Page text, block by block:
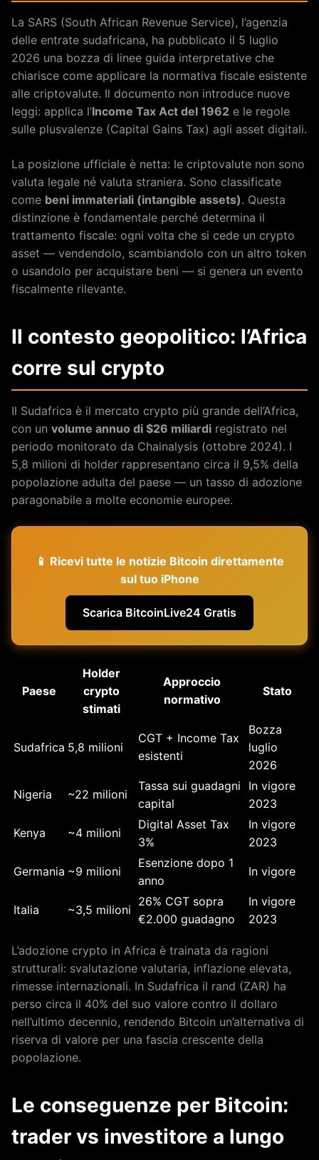
La SARS (South African Revenue Service), l’agenzia
delle entrate sudafricana, ha pubblicato il 5 luglio
2026 una bozza di linee guida interpretative che
chiarisce come applicare la normativa fiscale esistente
alle criptovalute. Il documento non introduce nuove
leggi: applica l’Income Tax Act del 1962 e le regole
sulle plusvalenze (Capital Gains Tax) agli asset digitali.
La posizione ufficiale è netta: le criptovalute non sono
valuta legale né valuta straniera. Sono classificate
come beni immateriali (intangible assets). Questa
distinzione è fondamentale perché determina il
trattamento fiscale: ogni volta che si cede un crypto
asset — vendendolo, scambiandolo con un altro token
o usandolo per acquistare beni — si genera un evento
fiscalmente rilevante.
Il contesto geopolitico: l’Africa
corre sul crypto
Il Sudafrica è il mercato crypto più grande dell’Africa,
con un volume annuo di $26 miliardi registrato nel
periodo monitorato da Chainalysis (ottobre 2024). I
5,8 milioni di holder rappresentano circa il 9,5% della
popolazione adulta del paese — un tasso di adozione
paragonabile a molte economie europee.
📱 Ricevi tutte le notizie Bitcoin direttamente
sul tuo iPhone
Scarica BitcoinLive24 Gratis
Paese
Holder
crypto
stimati
Approccio
normativo
Stato
Sudafrica 5,8 milioni
CGT + Income Tax
esistenti
Bozza
luglio
2026
Nigeria ~22 milioni
Tassa sui guadagni
capital
In vigore
2023
Kenya ~4 milioni
Digital Asset Tax
3%
In vigore
2023
Germania ~9 milioni
Esenzione dopo 1
anno
In vigore
Italia ~3,5 milioni
26% CGT sopra
€2.000 guadagno
In vigore
2023
L’adozione crypto in Africa è trainata da ragioni
strutturali: svalutazione valutaria, inflazione elevata,
rimesse internazionali. In Sudafrica il rand (ZAR) ha
perso circa il 40% del suo valore contro il dollaro
nell’ultimo decennio, rendendo Bitcoin un’alternativa di
riserva di valore per una fascia crescente della
popolazione.
Le conseguenze per Bitcoin:
trader vs investitore a lungo